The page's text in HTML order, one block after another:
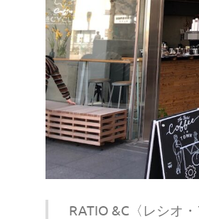
RATIO &C〈レシオ